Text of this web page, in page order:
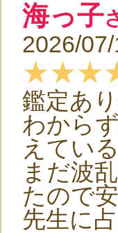
海っ子
2026/
鑑定あ
わから
えてい
まだ波
たので
先生に